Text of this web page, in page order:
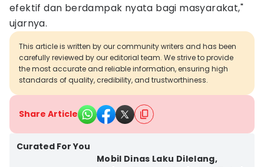
efektif dan berdampak nyata bagi masyarakat,"
ujarnya.
This article is written by our community writers and has been
carefully reviewed by our editorial team. We strive to provide
the most accurate and reliable information, ensuring high
standards of quality, credibility, and trustworthiness.
Share Article
Curated For You
Mobil Dinas Laku Dilelang,